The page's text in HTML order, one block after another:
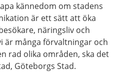
kännedom om stadens
är ett sätt att öka
näringsliv och
är många förvaltningar och
rad olika områden, ska det
Göteborgs Stad.